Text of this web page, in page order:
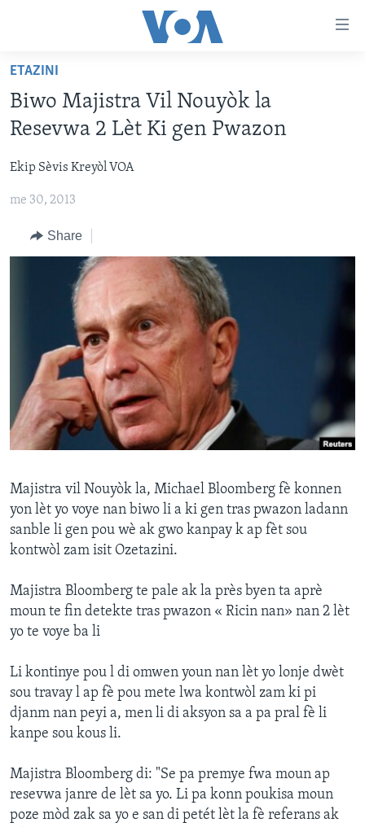
Skip
main
content
to
Navigation
ENTÈNASYONAL
VIDEO
FLASHPOINT IKRÈN
Learning English
Languages
ETAZINI
Biwo Majistra Vil Nouyòk la
Resevwa 2 Lèt Ki gen Pwazon
Ekip Sèvis Kreyòl VOA
me 30, 2013
Share
Majistra vil Nouyòk la, Michael Bloomberg fè konnen
yon lèt yo voye nan biwo li a ki gen tras pwazon ladann
sanble li gen pou wè ak gwo kanpay k ap fèt sou
kontwòl zam isit Ozetazini.
Majistra Bloomberg te pale ak la près byen ta aprè
moun te fin detekte tras pwazon « Ricin nan» nan 2 lèt
yo te voye ba li
Li kontinye pou l di omwen youn nan lèt yo lonje dwèt
sou travay l ap fè pou mete lwa kontwòl zam ki pi
djanm nan peyi a, men li di aksyon sa a pa pral fè li
kanpe sou kous li.
Majistra Bloomberg di: "Se pa premye fwa moun ap
resevwa janre de lèt sa yo. Li pa konn poukisa moun
poze mòd zak sa yo e san di petét lèt la fè referans ak